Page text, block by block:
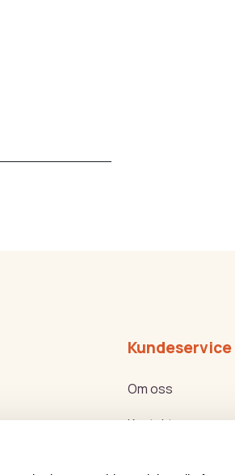
Kundeservice
Om oss
Kontakt oss